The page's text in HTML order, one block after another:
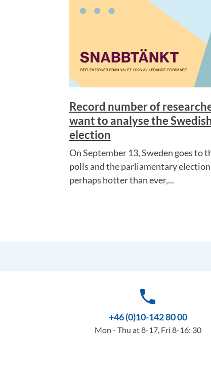
Record number of
want to analyse the
election
On September 13, Sweden goes to
polls and the parliamentary
perhaps hotter than ever,...
phone
+46 (0)10-142 80 00
Mon - Thu at 8-17, Fri 8-16: 30